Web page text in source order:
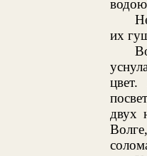
их
цвет.
двух